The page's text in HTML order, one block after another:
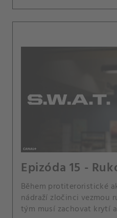
Epizóda 15 -
Během protiteroristické
nádraží zločinci vezmou
tým musí zachovat krytí